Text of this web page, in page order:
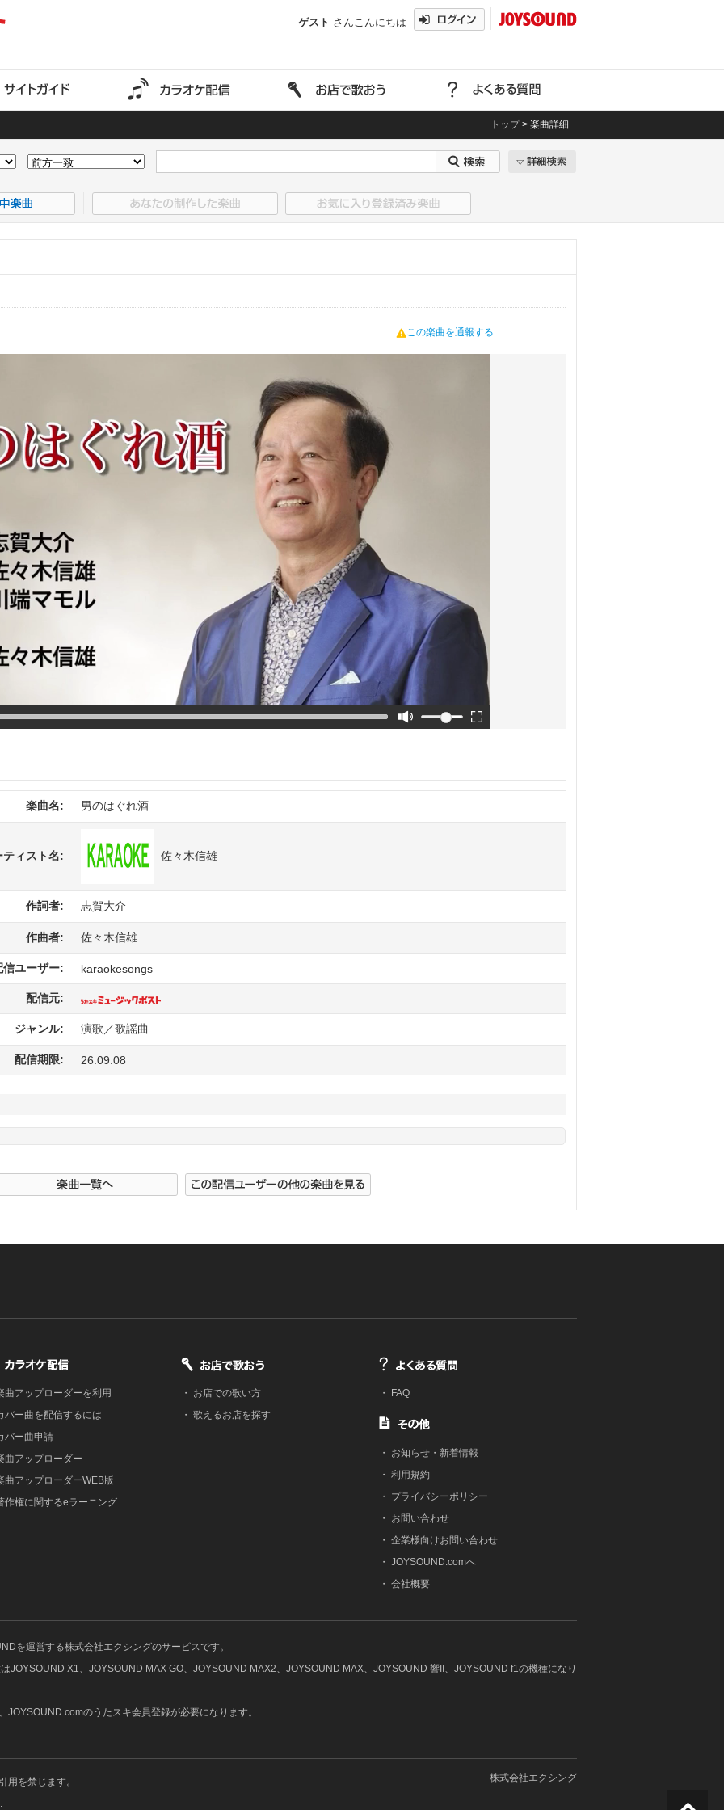
ゲスト さんこんにちは
トップ> 楽曲詳細
この楽曲を通報する
楽曲名: 男のはぐれ酒
ティスト名: 佐々木信雄
作詞者: 志賀大介
作曲者: 佐々木信雄
信ユーザー: karaokesongs
配信元:
ジャンル: 演歌／歌謡曲
配信期限: 26.09.08
曲アップローダーを利用
バー曲を配信するには
バー曲申請
曲アップローダー
曲アップローダーWEB版
作権に関するeラーニング
・
お店での歌い方
・ 歌えるお店を探す
・ FAQ
・
お知らせ・新着情報
・ 利用規約
・
プライバシーポリシー
・
お問い合わせ
・ 企業様向けお問い合わせ
・ JOYSOUND.comへ
・ 会社概要
を運営する株式会社エクシングのサービスです。
JOYSOUND X1、JOYSOUND MAX GO、JOYSOUND MAX2、JOYSOUND MAX、JOYSOUND 響II、JOYSOUND f1の機種になり
のうたスキ会員登録が必要になります。
用を禁じます。
株式会社エクシング